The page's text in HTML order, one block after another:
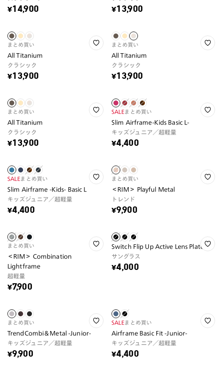
¥14,900 ¥13,900
まとめ買い
All Titanium
クラシック
¥13,900
まとめ買い
All Titanium
クラシック
¥13,900
まとめ買い
All Titanium
クラシック
¥13,900
SALEまとめ買い
Slim Airframe-Kids Basic L-
キッズジュニア／超軽量
¥4,400
SALEまとめ買い
Slim Airframe -Kids- Basic L
キッズジュニア／超軽量
¥4,400
まとめ買い
＜RIM＞ Playful Metal
トレンド
¥9,900
まとめ買い
＜RIM＞ Combination
Lightframe
超軽量
¥7,900
Switch Flip Up Active Lens Plate
サングラス
¥4,000
まとめ買い
TrendCombi＆Metal -Junior-
キッズジュニア／超軽量
¥9,900
SALEまとめ買い
Airframe Basic Fit -Junior-
キッズジュニア／超軽量
¥4,400